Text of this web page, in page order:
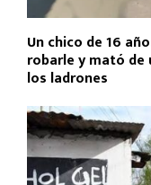
Un chico de 16
robarle y mató de
los ladrones